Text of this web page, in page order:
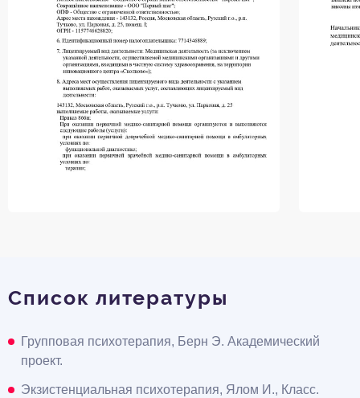
Список литературы
Групповая психотерапия, Берн Э. Академический
проект.
Экзистенциальная психотерапия, Ялом И., Класс.